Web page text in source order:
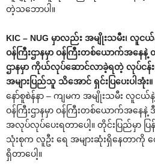
တဲ့သဘောပါ။
KIC – NUG မှာလည်း အမျိုးသမီး၊ လူ
ဝန်ကြီးဌာနမှာ ဝန်ကြီးတစ်ယောက်အနေ
ဌာနမှာ ကိုယ်လုပ်ဆောင်လာခဲ့ရတဲ့ လုပ်င
အများပြည်သူ သိအောင် ရှင်းပြပေးပါအုံး။
နော်စူစဲန်နာ – ကျမက အမျိုးသမီး လူင
ဝန်ကြီးဌာနမှာ ဝန်ကြီးတစ်ယောက်အန
အလုပ်လုပ်ပေးရတာပေါ့။ တိုင်းပြည်မှာ
သုံးစုက လူဦး ရေ အများဆုံးရှိနေတာကို
ရှိတာပေါ့။